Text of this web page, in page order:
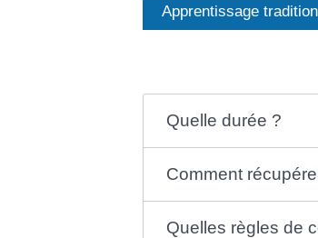
Apprentissage
Quelle durée ?
Comment
Quelles règles de